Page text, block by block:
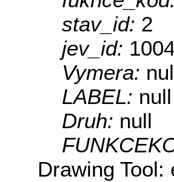
stav_id: 2
jev_id:
Vymera:
LABEL: null
Druh: null
Drawing Tool: